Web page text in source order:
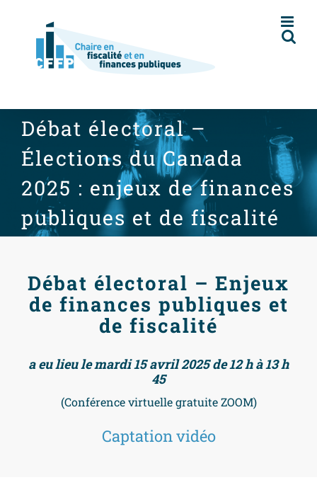
Débat électoral –
Élections du Canada
2025 : enjeux de finances
publiques et de fiscalité
Débat électoral – Enjeux
de finances publiques et
de fiscalité
a eu lieu le mardi 15 avril 2025 de 12 h à 13 h
45
(Conférence virtuelle gratuite ZOOM)
Captation vidéo